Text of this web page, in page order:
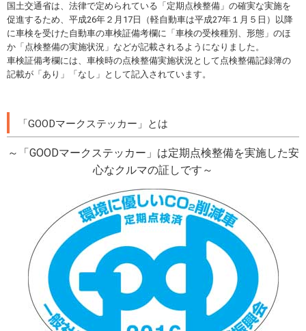
国土交通省は、法律で定められている「定期点検整備」の確実な実施を
促進するため、平成26年２月17日（軽自動車は平成27年１月５日）以降
に車検を受けた自動車の車検証備考欄に「車検の受検種別、形態」のほ
か「点検整備の実施状況」などが記載されるようになりました。
車検証備考欄には、車検時の点検整備実施状況として点検整備記録簿の
記載が「あり」「なし」として記入されています。
「GOODマークステッカー」とは
～「GOODマークステッカー」は定期点検整備を実施した安
心なクルマの証しです～